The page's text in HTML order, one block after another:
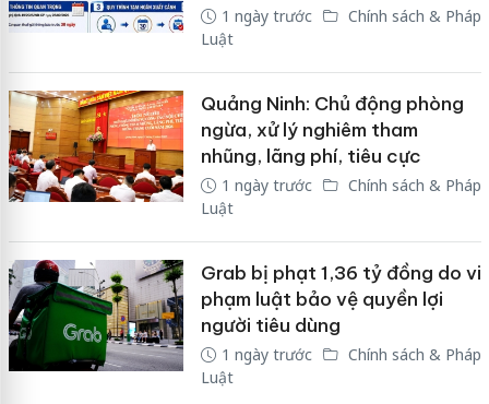
1 ngày trước
Chính sách & Pháp
Luật
Quảng Ninh: Chủ động phòng
ngừa, xử lý nghiêm tham
nhũng, lãng phí, tiêu cực
1 ngày trước
Chính sách & Pháp
Luật
Grab bị phạt 1,36 tỷ đồng do vi
phạm luật bảo vệ quyền lợi
người tiêu dùng
1 ngày trước
Chính sách & Pháp
Luật